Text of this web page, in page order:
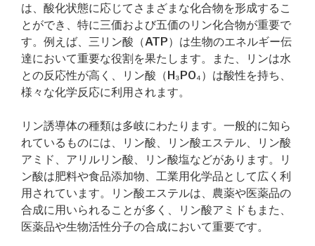
は、酸化状態に応じてさまざまな化合物を形成するこ
とができ、特に三価および五価のリン化合物が重要で
す。例えば、三リン酸（ATP）は生物のエネルギー伝
達において重要な役割を果たします。また、リンは水
との反応性が高く、リン酸（H₃PO₄）は酸性を持ち、
様々な化学反応に利用されます。
リン誘導体の種類は多岐にわたります。一般的に知ら
れているものには、リン酸、リン酸エステル、リン酸
アミド、アリルリン酸、リン酸塩などがあります。リ
ン酸は肥料や食品添加物、工業用化学品として広く利
用されています。リン酸エステルは、農薬や医薬品の
合成に用いられることが多く、リン酸アミドもまた、
医薬品や生物活性分子の合成において重要です。